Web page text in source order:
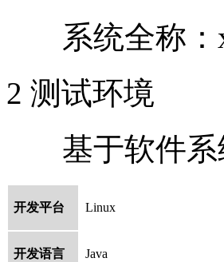
系统全称：
2 测试环境
基于软件系
开发平台 Linux
开发语言 Java